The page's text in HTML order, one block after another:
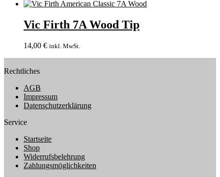
Vic Firth 7A Wood Tip
14,00 € inkl. MwSt.
Rechtliches
AGB
Impressum
Datenschutzerklärung
Service
Startseite
Shop
Widerrufsbelehrung
Zahlungsmöglichkeiten